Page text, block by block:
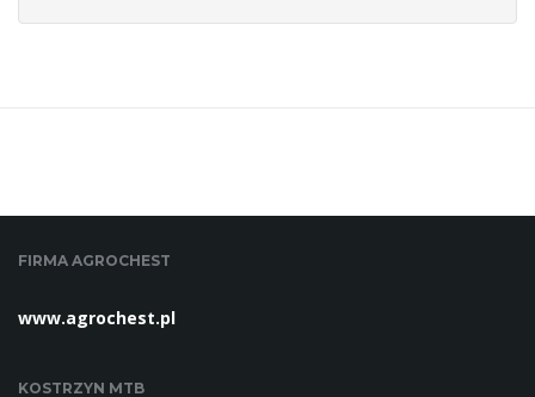
FIRMA AGROCHEST
www.agrochest.pl
KOSTRZYN MTB